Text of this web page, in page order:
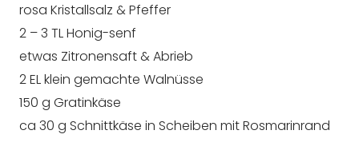
rosa Kristallsalz & Pfeffer
2 – 3 TL Honig-senf
etwas Zitronensaft & Abrieb
2 EL klein gemachte Walnüsse
150 g Gratinkäse
ca 30 g Schnittkäse in Scheiben mit Rosmarinrand